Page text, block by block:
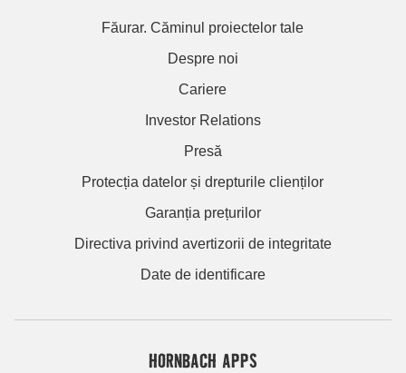
Făurar. Căminul proiectelor tale
Despre noi
Cariere
Investor Relations
Presă
Protecția datelor și drepturile clienților
Garanția prețurilor
Directiva privind avertizorii de integritate
Date de identificare
HORNBACH APPS